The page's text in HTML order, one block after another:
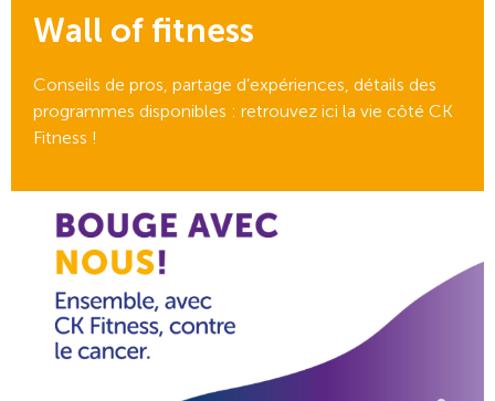
Wall of fitness
Conseils de pros, partage d’expériences, détails des
programmes disponibles : retrouvez ici la vie côté CK
Fitness !